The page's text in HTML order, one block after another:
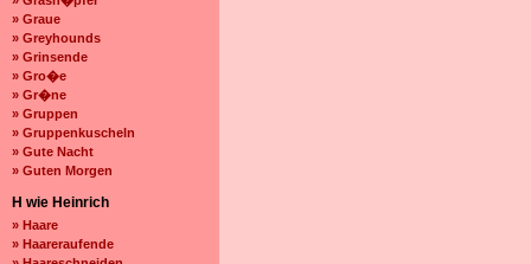
» Graue
» Greyhounds
» Grinsende
» Gro�e
» Gr�ne
» Gruppen
» Gruppenkuscheln
» Gute Nacht
» Guten Morgen
H wie Heinrich
» Haare
» Haareraufende